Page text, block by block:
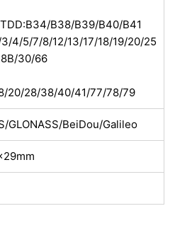
B38/B39/B40/B41
3/4/5/7/8/12/13/17/18/19/20/25
30/66
20/28/38/40/41/77/78/79
GLONASS/BeiDou/Galileo